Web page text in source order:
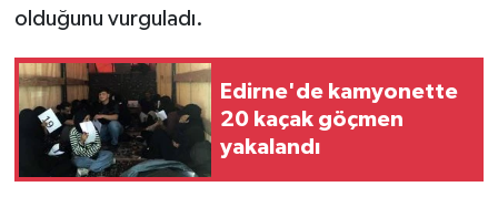
olduğunu vurguladı.
Edirne'de kamyonette
20 kaçak göçmen
yakalandı